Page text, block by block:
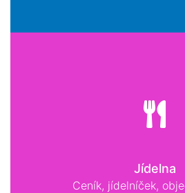
Jídelna
Ceník, jídelníček,